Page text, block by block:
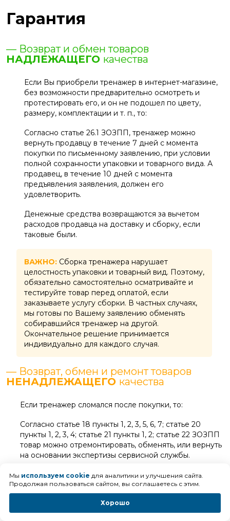
Гарантия
— Возврат и обмен товаров
НАДЛЕЖАЩЕГО качества
Если Вы приобрели тренажер в интернет-магазине,
без возможности предварительно осмотреть и
протестировать его, и он не подошел по цвету,
размеру, комплектации и т. п., то:
Согласно статье 26.1 ЗОЗПП, тренажер можно
вернуть продавцу в течение 7 дней с момента
покупки по письменному заявлению, при условии
полной сохранности упаковки и товарного вида. А
продавец, в течение 10 дней с момента
предъявления заявления, должен его
удовлетворить.
Денежные средства возвращаются за вычетом
расходов продавца на доставку и сборку, если
таковые были.
ВАЖНО: Сборка тренажера нарушает
целостность упаковки и товарный вид. Поэтому,
обязательно самостоятельно осматривайте и
тестируйте товар перед оплатой, если
заказываете услугу сборки. В частных случаях,
мы готовы по Вашему заявлению обменять
собиравшийся тренажер на другой.
Окончательное решение принимается
индивидуально для каждого случая.
— Возврат, обмен и ремонт товаров
НЕНАДЛЕЖАЩЕГО качества
Если тренажер сломался после покупки, то:
Согласно статье 18 пункты 1, 2, 3, 5, 6, 7; статье 20
пункты 1, 2, 3, 4; статье 21 пункты 1, 2; статье 22 ЗОЗПП
товар можно отремонтировать, обменять, или вернуть
на основании экспертизы сервисной службы.
Мы используем cookie для аналитики и улучшения сайта.
Продолжая пользоваться сайтом, вы соглашаетесь с этим.
Хорошо